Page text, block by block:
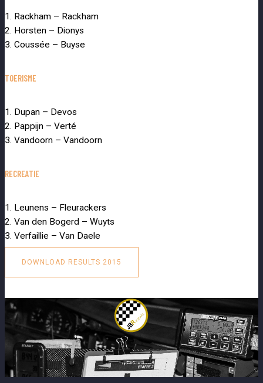
1. Rackham – Rackham
2. Horsten – Dionys
3. Coussée – Buyse
TOERISME
1. Dupan – Devos
2. Pappijn – Verté
3. Vandoorn – Vandoorn
RECREATIE
1. Leunens – Fleurackers
2. Van den Bogerd – Wuyts
3. Verfaillie – Van Daele
DOWNLOAD RESULTS 2015